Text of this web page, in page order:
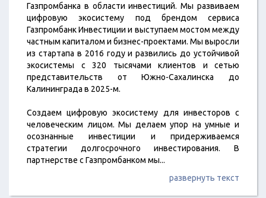
Газпромбанка в области инвестиций. Мы развиваем
цифровую экосистему под брендом сервиса
Газпромбанк Инвестиции и выступаем мостом между
частным капиталом и бизнес-проектами. Мы выросли
из стартапа в 2016 году и развились до устойчивой
экосистемы с 320 тысячами клиентов и сетью
представительств от Южно-Сахалинска до
Калининграда в 2025-м.
Создаем цифровую экосистему для инвесторов с
человеческим лицом. Мы делаем упор на умные и
осознанные инвестиции и придерживаемся
стратегии долгосрочного инвестирования. В
партнерстве с Газпромбанком мы...
развернуть текст